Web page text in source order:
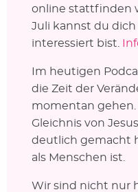
online stattfinden
Juli kannst du
interessiert bist.
Im heutigen
die Zeit der
momentan
Gleichnis von
deutlich gemacht
als Menschen ist.
Wir sind nicht nur